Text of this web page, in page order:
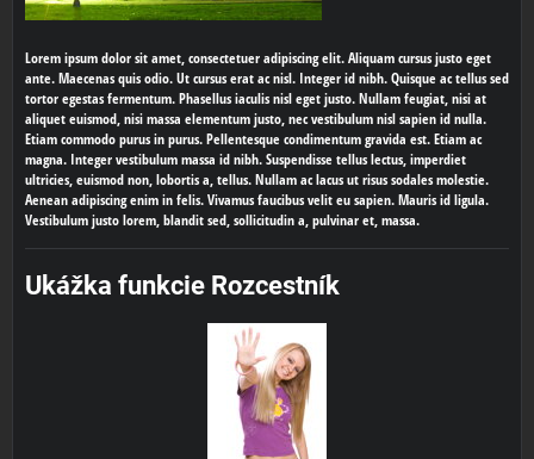
Lorem ipsum dolor sit amet, consectetuer adipiscing elit. Aliquam cursus justo eget
ante. Maecenas quis odio. Ut cursus erat ac nisl. Integer id nibh. Quisque ac tellus sed
tortor egestas fermentum. Phasellus iaculis nisl eget justo. Nullam feugiat, nisi at
aliquet euismod, nisi massa elementum justo, nec vestibulum nisl sapien id nulla.
Etiam commodo purus in purus. Pellentesque condimentum gravida est. Etiam ac
magna. Integer vestibulum massa id nibh. Suspendisse tellus lectus, imperdiet
ultricies, euismod non, lobortis a, tellus. Nullam ac lacus ut risus sodales molestie.
Aenean adipiscing enim in felis. Vivamus faucibus velit eu sapien. Mauris id ligula.
Vestibulum justo lorem, blandit sed, sollicitudin a, pulvinar et, massa.
Ukážka funkcie Rozcestník